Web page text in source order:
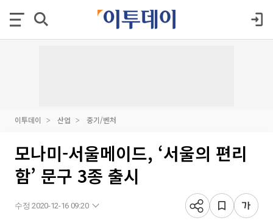
이투데이 산업 중기/벤처
모나미-서울메이드, ‘서울의 편리
함’ 문구 3종 출시
수정 2020-12-16 09:20